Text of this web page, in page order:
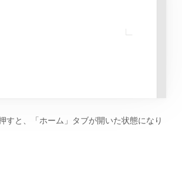
すと、「ホーム」タブが開いた状態になり